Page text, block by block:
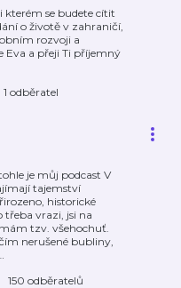
kterém se budete cítit
o životě v zahraničí,
rozvoji a
Eva a přeji Ti příjemný
1 odběratel
je můj podcast V
tajemství
historické
třeba vrazi, jsi na
tzv. všehochuť.
nerušené bubliny,
150 odběratelů